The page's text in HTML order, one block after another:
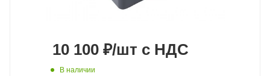
10 100 ₽/шт с НДС
В наличии